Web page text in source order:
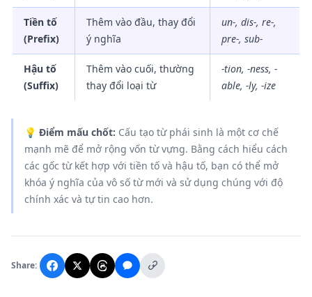
Tiền tố
(Prefix)
Thêm vào đầu, thay đổi
ý nghĩa
un-, dis-, re-,
pre-, sub-
Hậu tố
(Suffix)
Thêm vào cuối, thường
thay đổi loại từ
-tion, -ness, -
able, -ly, -ize
💡 Điểm mấu chốt: Cấu tạo từ phái sinh là một cơ chế
mạnh mẽ để mở rộng vốn từ vựng. Bằng cách hiểu cách
các gốc từ kết hợp với tiền tố và hậu tố, bạn có thể mở
khóa ý nghĩa của vô số từ mới và sử dụng chúng với độ
chính xác và tự tin cao hơn.
Share: